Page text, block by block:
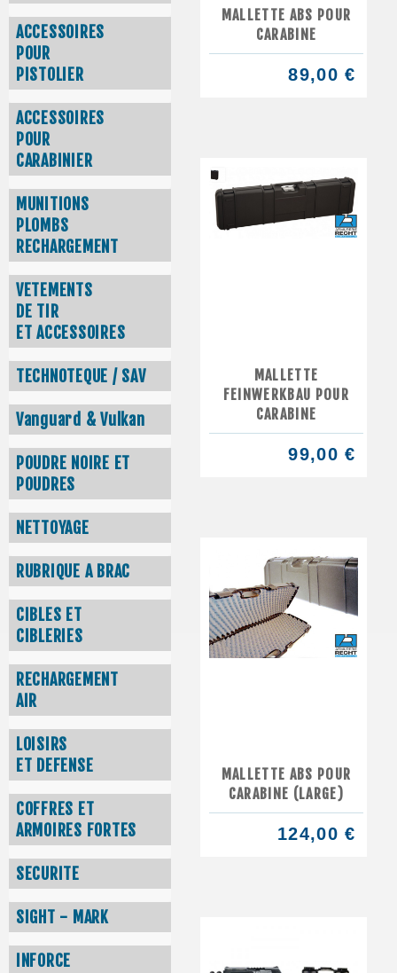
ACCESSOIRES
POUR
PISTOLIER
ACCESSOIRES
POUR
CARABINIER
MUNITIONS
PLOMBS
RECHARGEMENT
VETEMENTS
DE TIR
ET ACCESSOIRES
TECHNOTEQUE / SAV
Vanguard & Vulkan
POUDRE NOIRE ET
POUDRES
NETTOYAGE
RUBRIQUE A BRAC
CIBLES ET
CIBLERIES
RECHARGEMENT
AIR
LOISIRS
ET DEFENSE
COFFRES ET
ARMOIRES FORTES
SECURITE
SIGHT - MARK
INFORCE
MALLETTE ABS POUR
CARABINE
89,00 €
MALLETTE
FEINWERKBAU POUR
CARABINE
99,00 €
MALLETTE ABS POUR
CARABINE (LARGE)
124,00 €